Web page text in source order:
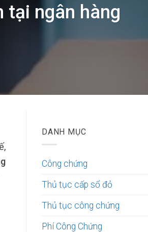
tại ngân hàng
DANH MỤC
Công chứng
Thủ tục cấp sổ đỏ
Thủ tục công chứng
Phí Công Chứng